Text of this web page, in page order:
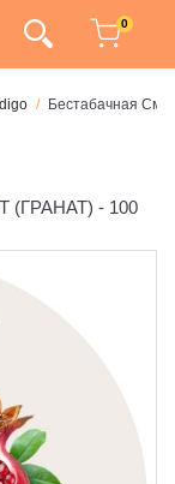
0
Бестабачная
(ГРАНАТ) - 100